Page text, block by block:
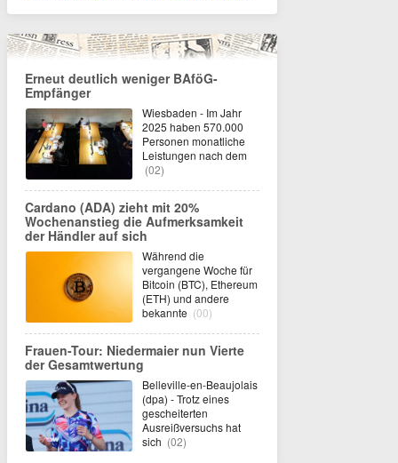
Erneut deutlich weniger BAföG-
Empfänger
Wiesbaden - Im Jahr
2025 haben 570.000
Personen monatliche
Leistungen nach dem
(02)
Cardano (ADA) zieht mit 20%
Wochenanstieg die Aufmerksamkeit
der Händler auf sich
Während die
vergangene Woche für
Bitcoin (BTC), Ethereum
(ETH) und andere
bekannte (00)
Frauen-Tour: Niedermaier nun Vierte
der Gesamtwertung
Belleville-en-Beaujolais
(dpa) - Trotz eines
gescheiterten
Ausreißversuchs hat
sich (02)